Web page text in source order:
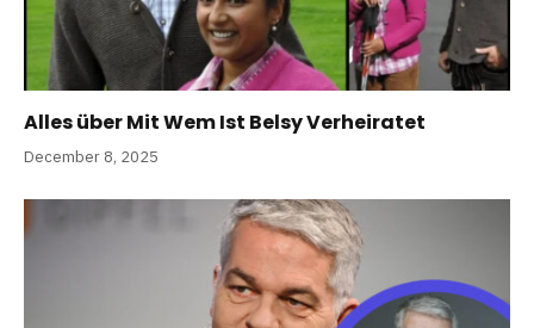
Alles über Mit Wem Ist Belsy Verheiratet
December 8, 2025